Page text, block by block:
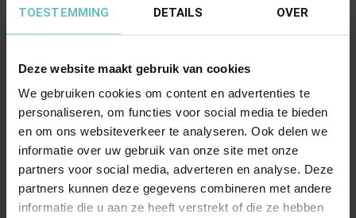
TOESTEMMING DETAILS OVER
Deze website maakt gebruik van cookies
We gebruiken cookies om content en advertenties te
personaliseren, om functies voor social media te bieden
en om ons websiteverkeer te analyseren. Ook delen we
informatie over uw gebruik van onze site met onze
partners voor social media, adverteren en analyse. Deze
partners kunnen deze gegevens combineren met andere
informatie die u aan ze heeft verstrekt of die ze hebben
28 MAART 2015
Uitspraak Hoge Raad: Verdeling algehele
gemeenschap van goederen
(ECLI:NL:HR:2015:762, 27 maart 2015, nr.
14/02198)
Personen- en familie-erfrecht. Verdeling
algehele gemeenschap van goederen.